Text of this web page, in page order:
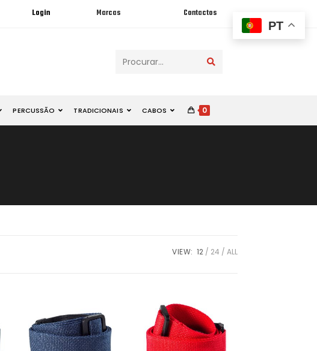
Login Marcas Contactos
Procurar...
PERCUSSÃO TRADICIONAIS CABOS 0
VIEW: 12 24 ALL
PT